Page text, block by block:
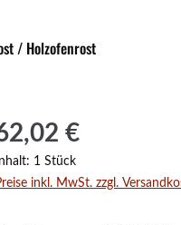
/ Holzofenrost
Preis:
€
Inhalt: 1 Stück
inkl. MwSt. zzgl.